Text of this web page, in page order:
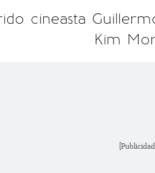
cineasta
Kim
[Publicidad]